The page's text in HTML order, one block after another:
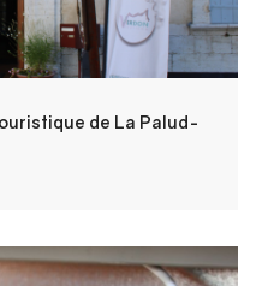
de La Palud-